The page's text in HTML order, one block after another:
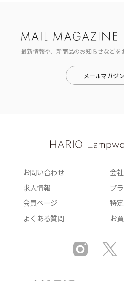
最新情報や、新商品のお知らせなどを
メールマガジ
お問い合わせ
会
求人情報
プ
会員ページ
特
よくある質問
お